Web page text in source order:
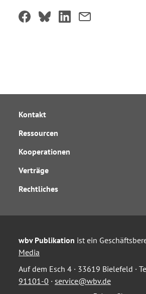
Kontakt
Ressourcen
Kooperationen
Verträge
Rechtliches
wbv Publikation ist ein
Media
Auf dem Esch 4 · 33619 Bielefeld ·
91101-0 · service@wbv.de